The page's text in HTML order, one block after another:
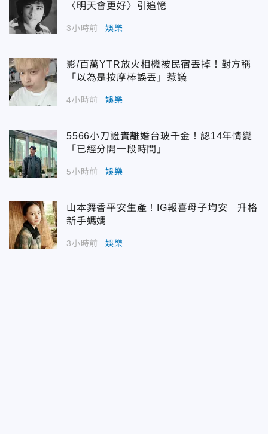
〈明天會更好〉引追憶
3小時前 娛樂
影/百萬YTR放火相機被民宿丟掉！對方稱
「以為是按摩棒誤丟」惹議
4小時前 娛樂
5566小刀證實離婚台玻千金！認14年情變
「已經分開一段時間」
5小時前 娛樂
山本舞香平安生產！IG報喜母子均安 升格
新手媽媽
3小時前 娛樂